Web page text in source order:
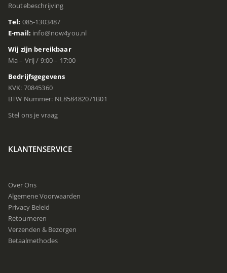
Routebeschrijving
Tel: 085-1303487
E-mail: info@now4you.nl
Wij zijn bereikbaar
Ma – Vrij / 9:00 – 17:00
Bedrijfsgegevens
KVK: 70845360
BTW Nummer: NL858482071B01
Stel ons je vraag
KLANTENSERVICE
Over Ons
Algemene Voorwaarden
Privacy Beleid
Retourneren
Verzenden & Bezorgen
Betaalmethodes